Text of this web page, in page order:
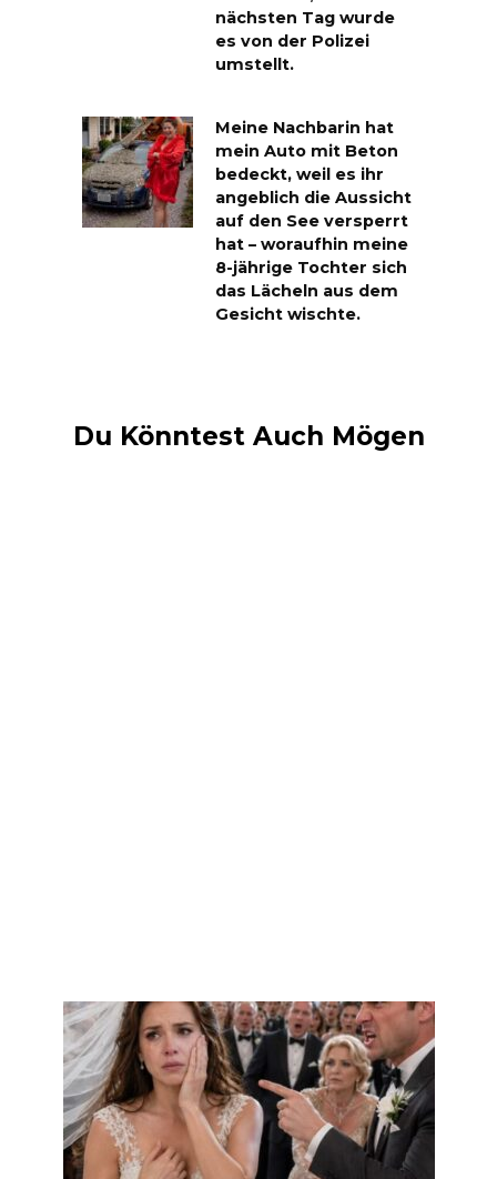
nächsten Tag wurde
es von der Polizei
umstellt.
Meine Nachbarin hat
mein Auto mit Beton
bedeckt, weil es ihr
angeblich die Aussicht
auf den See versperrt
hat – woraufhin meine
8-jährige Tochter sich
das Lächeln aus dem
Gesicht wischte.
Du Könntest Auch Mögen